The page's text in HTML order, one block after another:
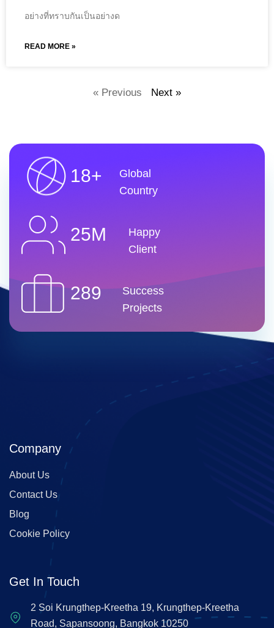
อย่างที่ทราบกันเป็นอย่างด
READ MORE »
« Previous Next »
18+
Global
Country
25M
Happy
Client
289
Success
Projects
Company
About Us
Contact Us
Blog
Cookie Policy
Get In Touch
2 Soi Krungthep-Kreetha 19, Krungthep-Kreetha
Road, Sapansoong, Bangkok 10250